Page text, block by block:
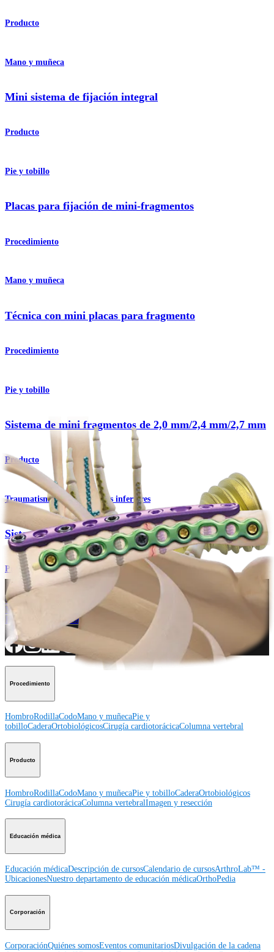
Producto
Mano y muñeca
Mini sistema de fijación integral
Producto
Pie y tobillo
Placas para fijación de mini-fragmentos
Procedimiento
Mano y muñeca
Técnica con mini placas para fragmento
Procedimiento
Pie y tobillo
Sistema de mini fragmentos de 2,0 mm/2,4 mm/2,7 mm
Producto
Traumatismo - Extremidades inferiores
Sistema de minifragmentos
Procedimiento
¿Cómo podemos ayudarlo?
Contacte a un representante
Ver eventos, laboratorios y oportunidades educativas
Regístrese para recibir: ¿Qué hay de nuevo en Arthrex?
Conéctese con nosotros
Procedimiento
HombroRodillaCodoMano y muñecaPie y
tobilloCaderaOrtobiológicosCirugía cardiotorácicaColumna vertebral
Producto
HombroRodillaCodoMano y muñecaPie y tobilloCaderaOrtobiológicos
Cirugía cardiotorácicaColumna vertebralImagen y resección
Educación médica
Educación médicaDescripción de cursosCalendario de cursosArthroLab™ -
UbicacionesNuestro departamento de educación médicaOrthoPedia
Corporación
CorporaciónQuiénes somosEventos comunitariosDivulgación de la cadena